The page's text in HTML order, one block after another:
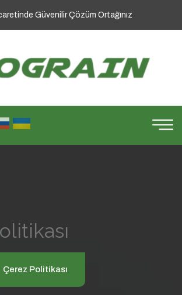
Güvenilir Çözüm Ortağınız
Çerez Politikası